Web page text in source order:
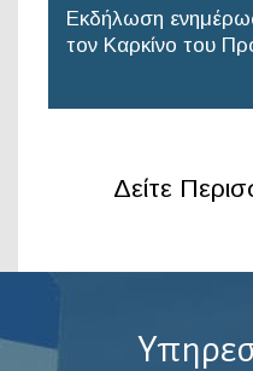
Εκδήλωση
τον Καρκίνο του
Δείτε